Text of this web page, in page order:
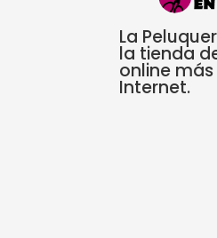
La
la tienda
online
Internet.